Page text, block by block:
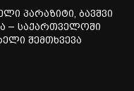
პარაზიტი, ბავშვი
– საქართველოში
შემთხვევა